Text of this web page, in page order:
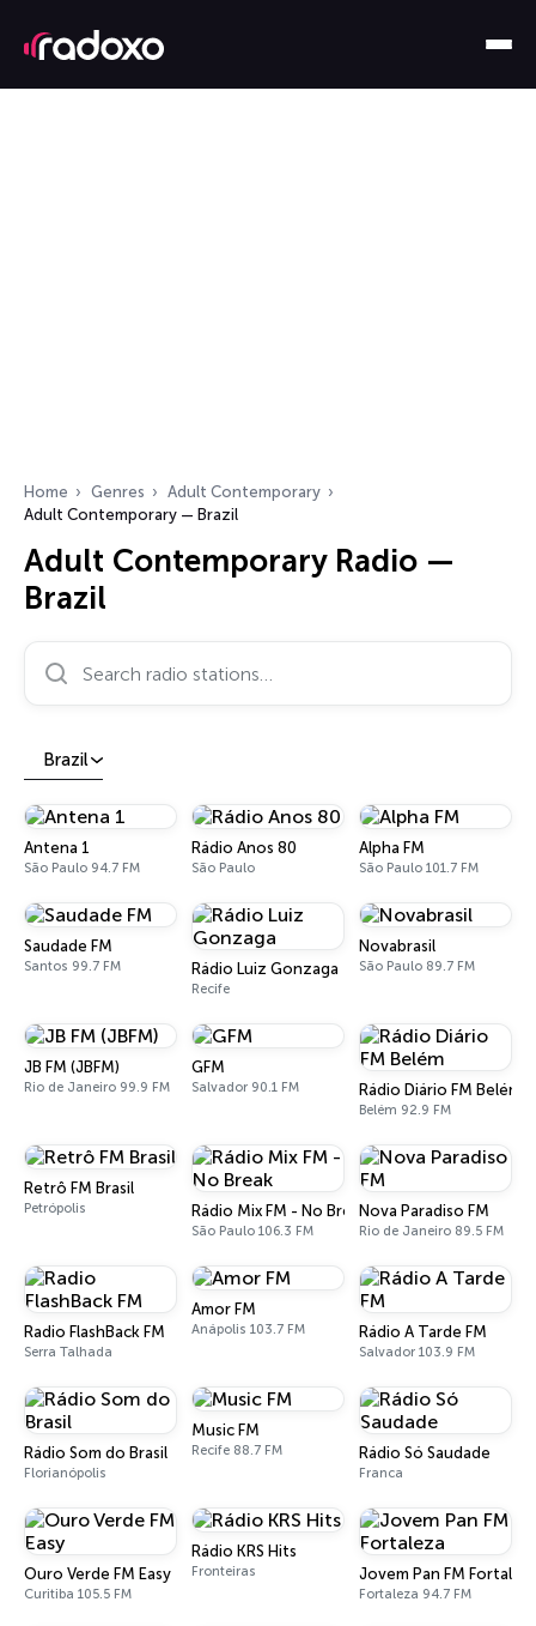
Home Genres
Adult Contemporary
Adult Contemporary — Brazil
Adult Contemporary Radio —
Brazil
Search radio stations…
Brazil
Antena 1
São Paulo 94.7 FM
Rádio Anos 80
São Paulo
Alpha FM
São Paulo 101.7 FM
Saudade FM
Santos 99.7 FM Rádio Luiz Gonzaga
Recife
Novabrasil
São Paulo 89.7 FM
JB FM (JBFM)
Rio de Janeiro 99.9 FM
GFM
Salvador 90.1 FM Rádio Diário FM Belém
Belém 92.9 FM
Retrô FM Brasil
Petrópolis Rádio Mix FM - No Break
São Paulo 106.3 FM
Nova Paradiso FM
Rio de Janeiro 89.5 FM
Radio FlashBack FM
Serra Talhada
Amor FM
Anápolis 103.7 FM Rádio A Tarde FM
Salvador 103.9 FM
Rádio Som do Brasil
Florianópolis
Music FM
Recife 88.7 FM Rádio Só Saudade
Franca
Ouro Verde FM Easy
Curitiba 105.5 FM
Rádio KRS Hits
Fronteiras Jovem Pan FM
Fortaleza 94.7 FM